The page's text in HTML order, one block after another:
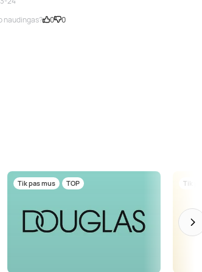
naudingas?
0 0
Tik pas mus TOP Tik